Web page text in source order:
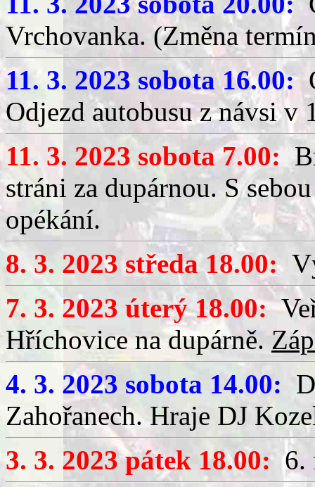
Vrchovanka. (Změna
11. 3. 2023 sobota 16.00:
Odjezd autobusu z návsi v
11. 3. 2023 sobota 7.00:
stráni za dupárnou. S
opékání.
8. 3. 2023 středa 18.00:
7. 3. 2023 úterý 18.00:
Hříchovice na dupárně.
4. 3. 2023 sobota 14.00:
Zahořanech. Hraje DJ
3. 3. 2023 pátek 18.00:6.